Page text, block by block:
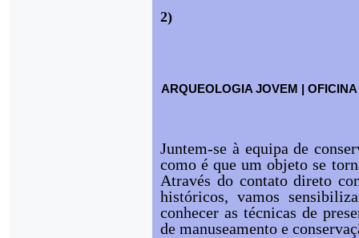
2)
ARQUEOLOGIA JOVEM | OFICINA
Juntem-se à equipa de
como é que um objeto se
Através do contato direto
históricos, vamos
conhecer as técnicas de
de manuseamento e